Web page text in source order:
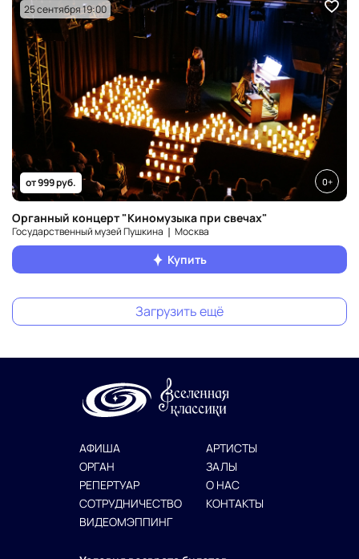
25 сентября 19:00
от 999 руб. 0+
Органный концерт "Киномузыка при свечах"
Государственный музей Пушкина ❘ Москва
Купить
Загрузить ещё
АФИША
ОРГАН
РЕПЕРТУАР
СОТРУДНИЧЕСТВО
ВИДЕОМЭППИНГ
АРТИСТЫ
ЗАЛЫ
О НАС
КОНТАКТЫ